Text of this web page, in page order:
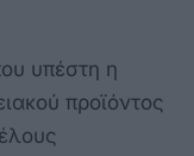
υπέστη η
προϊόντος